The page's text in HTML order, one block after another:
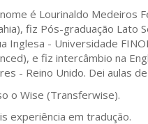
é Lourinaldo Medeiros
fiz Pós-graduação Lato
Inglesa - Universidade
e fiz intercâmbio na
- Reino Unido. Dei aulas
o Wise (Transferwise).
experiência em tradução.